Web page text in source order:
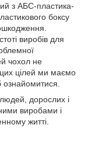
з АБС-пластика-
боксу
виробів для
чохол не
цілей ми маємо
дорослих і
виробами і
житті.